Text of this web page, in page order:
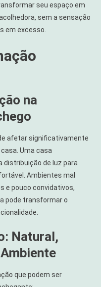
seu espaço em
sem a sensação
em excesso.
na
afetar significativamente
Uma casa
distribuição de luz para
Ambientes mal
e pouco convidativos,
pode transformar o
Natural,
que podem ser